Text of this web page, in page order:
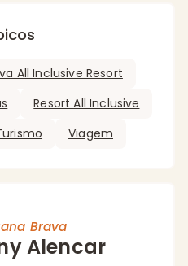
All Inclusive Resort
Resort All Inclusive
Viagem
Brava
Alencar